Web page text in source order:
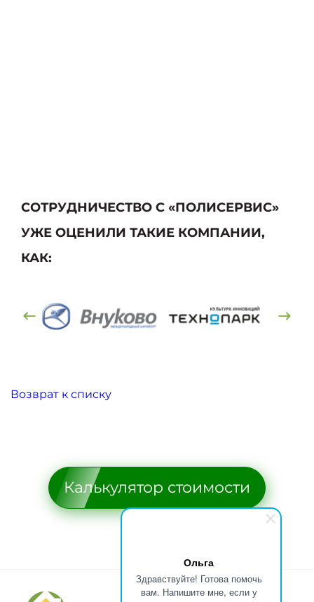
Ольга
Здравствуйте! Готова помочь
вам. Напишите мне, если у
СОТРУДНИЧЕСТВО С «ПОЛИСЕРВИС»
УЖЕ ОЦЕНИЛИ ТАКИЕ КОМПАНИИ,
КАК:
Возврат к списку
Калькулятор стоимости